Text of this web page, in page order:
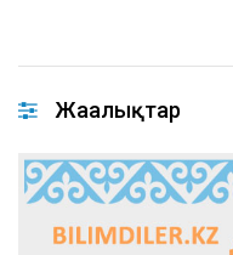
Жаңалықтар